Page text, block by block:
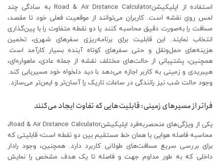
استفاده از اپلیکیشنRoad & Air Distance Calculator به سادگی چند
لمس روی نقشه است. کاربران می‌توانند از موقعیت فعلی خود تا مقصد،
مسافت را به‌صورت دقیق محاسبه کنند یا دو نقطه متفاوت را با پین‌گذاری
انتخاب نمایند. این قابلیت برای برنامه‌ریزی سفرهای شهری، تخمین
هزینه‌های حمل‌ونقل و حتی سفرهای کوتاه آینده بسیار کارآمد است.
همچنین، پشتیبانی از حالت‌های مختلف نقشه از جمله عادی، ماهواره‌ای،
هیبریدی و زمینی به کاربر اجازه می‌دهد با دید دلخواه خود مسیریابی کند.
وجود حالت شب نیز رانندگی در ساعات تاریک را آسان‌تر و ایمن‌تر می‌سازد.
فراتر از مسیرهای زمینی: قابلیت‌هایی که تفاوت ایجاد می‌کنند
یکی از ویژگی‌های منحصربه‌فرد اپلیکیشنRoad & Air Distance Calculator،
محاسبه فاصله هوایی یا همان خط مستقیم بین دو نقطه است؛ قابلیتی که
برای بررسی سریع مسافت‌های طولانی کاربرد دارد. همچنین، وجود رادار
داخلی که به طور مداوم جهت و فاصله تا یک هدف مشخص را نمایش